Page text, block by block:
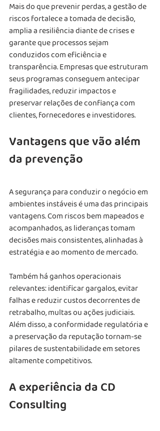
Mais do que prevenir perdas, a gestão de
riscos fortalece a tomada de decisão,
amplia a resiliência diante de crises e
garante que processos sejam
conduzidos com eficiência e
transparência. Empresas que estruturam
seus programas conseguem antecipar
fragilidades, reduzir impactos e
preservar relações de confiança com
clientes, fornecedores e investidores.
Vantagens que vão além
da prevenção
A segurança para conduzir o negócio em
ambientes instáveis é uma das principais
vantagens. Com riscos bem mapeados e
acompanhados, as lideranças tomam
decisões mais consistentes, alinhadas à
estratégia e ao momento de mercado.
Também há ganhos operacionais
relevantes: identificar gargalos, evitar
falhas e reduzir custos decorrentes de
retrabalho, multas ou ações judiciais.
Além disso, a conformidade regulatória e
a preservação da reputação tornam-se
pilares de sustentabilidade em setores
altamente competitivos.
A experiência da CD
Consulting